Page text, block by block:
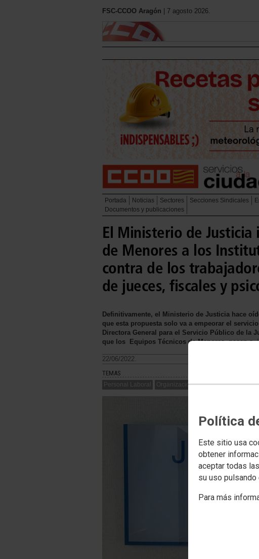
Política
Este sitio usa
obtener
aceptar todas
su uso
Para más
FSC-CCOO Aragón | 7 agosto 2026.
Portada Noticias Sectores Secciones Sindicales
Documentos y publicaciones
El Ministerio de
de Menores a los
contra de los
de jueces, fiscales y
Definitivamente, el Ministerio de Justicia hace
que esta propuesta solo va a empeorar el
Directora General para el Servicio Público de la
que los Equipos Técnicos de Menores pasen a
22/06/2022.
TEMAS
Personal Laboral Organización Judicial